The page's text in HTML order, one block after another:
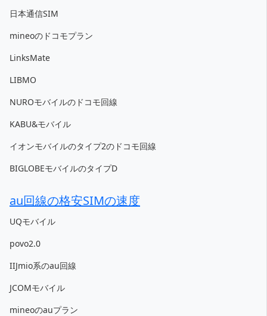
日本通信SIM
mineoのドコモプラン
LinksMate
LIBMO
NUROモバイルのドコモ回線
KABU&モバイル
イオンモバイルのタイプ2のドコモ回線
BIGLOBEモバイルのタイプD
au回線の格安SIMの速度
UQモバイル
povo2.0
IIJmio系のau回線
JCOMモバイル
mineoのauプラン